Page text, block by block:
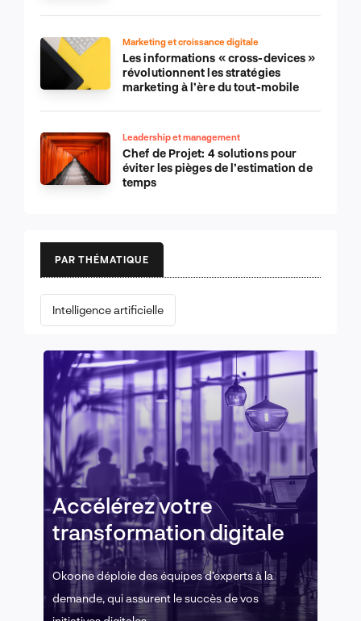
Marketing et croissance digitale
Les informations « cross-devices »
révolutionnent les stratégies
marketing à l’ère du tout-mobile
Leadership et management
Chef de Projet: 4 solutions pour
éviter les pièges de l’estimation de
temps
PAR THÉMATIQUE
Intelligence artificielle
Accélérez votre
transformation digitale
Okoone déploie des équipes d’experts à la
demande, qui assurent le succès de vos